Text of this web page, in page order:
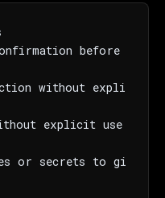
before
without expli
explicit use
or secrets to gi